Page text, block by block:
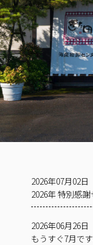
2026年07月02日
2026年 特別感謝
2026年06月26日
もうすぐ7月で